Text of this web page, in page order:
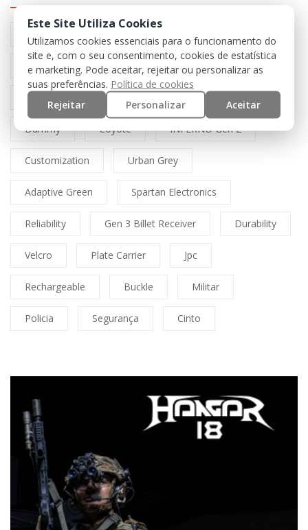
Preto Black
Multicam Mfh Boné Cordura
Lasercut Spitfire Direct Action
Dummy Coyote INFERNO Gen 2
Customization Urban Grey
Adaptive Green Spartan Electronics
Reliability Gen 3 Billet Receiver Durability
Velcro Plate Carrier Jpc
Rechargeable Buckle Militar
Policia Segurança Cinto
Este Site Utiliza Cookies
Utilizamos cookies essenciais para o funcionamento do
site e, com o seu consentimento, cookies de estatística
e marketing. Pode aceitar, rejeitar ou personalizar as
suas preferências. Política de cookies
Rejeitar
Personalizar Aceitar